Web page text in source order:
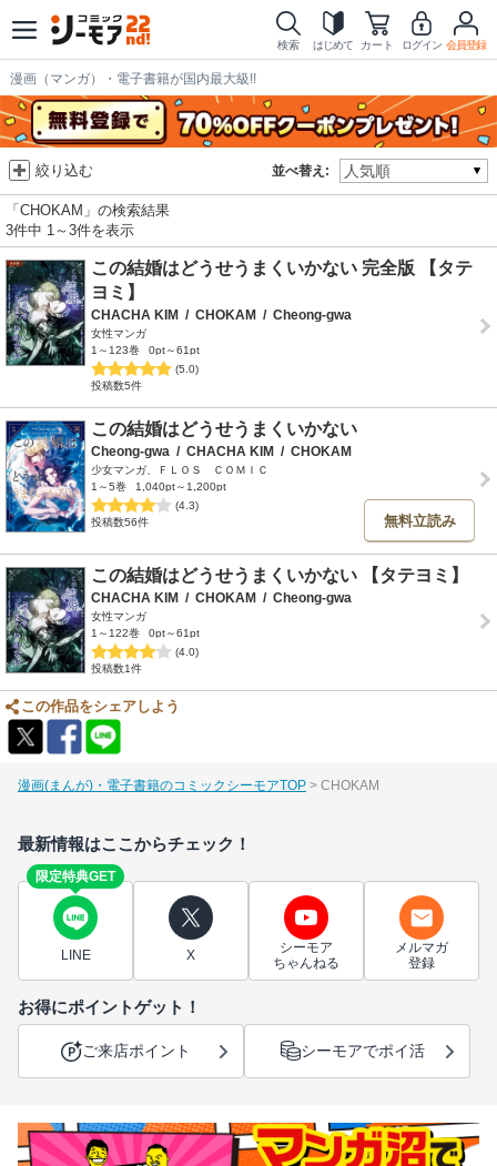
検索 はじめて カート ログイン 会員登録
漫画（マンガ）・電子書籍が国内最大級!!
並べ替え:
絞り込む
「CHOKAM」の検索結果
3件中 1～3件を表示
この結婚はどうせうまくいかない 完全版 【タテ
ヨミ】
CHACHA KIM / CHOKAM / Cheong-gwa
女性マンガ
1～123巻
0pt～61pt
(5.0)
投稿数5件
この結婚はどうせうまくいかない
Cheong-gwa / CHACHA KIM / CHOKAM
少女マンガ、ＦＬＯＳ ＣＯＭＩＣ
1～5巻
1,040pt～1,200pt
(4.3)
投稿数56件
無料立読み
この結婚はどうせうまくいかない 【タテヨミ】
CHACHA KIM / CHOKAM / Cheong-gwa
女性マンガ
1～122巻
0pt～61pt
(4.0)
投稿数1件
この作品をシェアしよう
漫画(まんが)・電子書籍のコミックシーモアTOP CHOKAM
最新情報はここからチェック！
限定特典GET
LINE X
シーモア
ちゃんねる
メルマガ
登録
お得にポイントゲット！
ご来店ポイント シーモアでポイ活